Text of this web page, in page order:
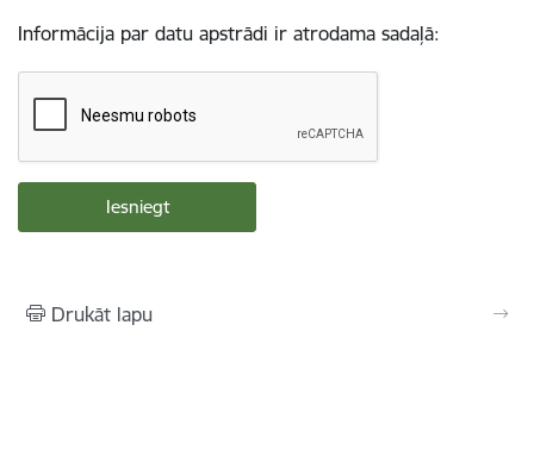
Informācija par datu apstrādi ir atrodama sadaļā:
Drukāt lapu